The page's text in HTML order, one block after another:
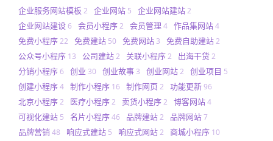
企业服务网站模板 2 企业网站 5 企业网站建站2
企业网站建设6 会员小程序2 会员管理 4 作品集网站4
免费小程序22 免费建站 50 免费网站 3 免费自助建站2
公众号小程序 13 公司建站2 关联小程序2 出海干货2
分销小程序6 创业 30 创业故事 3 创业网站2 创业项目 5
创建小程序4 制作小程序 16 制作网页 2 功能更新96
北京小程序2 医疗小程序2 卖货小程序2 博客网站4
可视化建站 5 名片小程序46 品牌建站2 品牌网站7
品牌营销 48 响应式建站 5 响应式网站2 商城小程序 10